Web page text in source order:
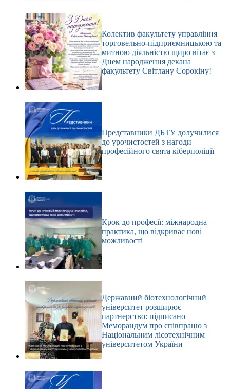
Колектив факультету управління
торговельно-підприємницькою та
митною діяльністю щиро вітає з
Днем народження декана
факультету Світлану Сорокіну!
Представники ДБТУ долучилися
до урочистостей з нагоди
професійного свята кіберполіції
Крок до професії: міжнародна
практика, що відкриває нові
можливості
Державний біотехнологічний
університет розширює
партнерство: підписано
Меморандум про співпрацю з
Національним лісотехнічним
університетом України